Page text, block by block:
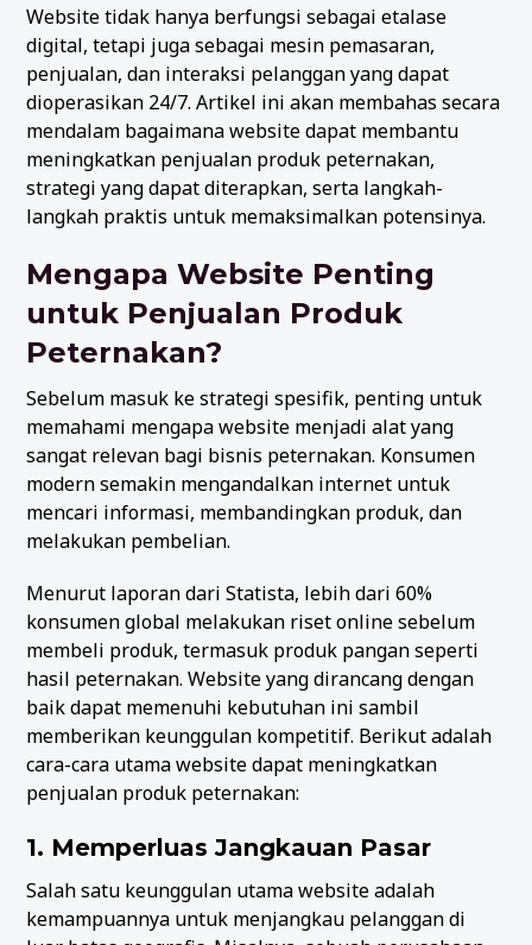
Website tidak hanya berfungsi sebagai etalase
digital, tetapi juga sebagai mesin pemasaran,
penjualan, dan interaksi pelanggan yang dapat
dioperasikan 24/7. Artikel ini akan membahas secara
mendalam bagaimana website dapat membantu
meningkatkan penjualan produk peternakan,
strategi yang dapat diterapkan, serta langkah-
langkah praktis untuk memaksimalkan potensinya.
Mengapa Website Penting
untuk Penjualan Produk
Peternakan?
Sebelum masuk ke strategi spesifik, penting untuk
memahami mengapa website menjadi alat yang
sangat relevan bagi bisnis peternakan. Konsumen
modern semakin mengandalkan internet untuk
mencari informasi, membandingkan produk, dan
melakukan pembelian.
Menurut laporan dari Statista, lebih dari 60%
konsumen global melakukan riset online sebelum
membeli produk, termasuk produk pangan seperti
hasil peternakan. Website yang dirancang dengan
baik dapat memenuhi kebutuhan ini sambil
memberikan keunggulan kompetitif. Berikut adalah
cara-cara utama website dapat meningkatkan
penjualan produk peternakan:
1. Memperluas Jangkauan Pasar
Salah satu keunggulan utama website adalah
kemampuannya untuk menjangkau pelanggan di